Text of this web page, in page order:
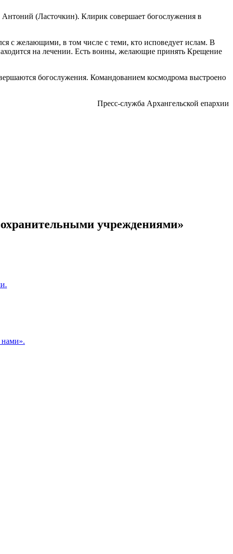
(Ласточкин). Клирик совершает богослужения в
с желающими, в том числе с теми, кто исповедует ислам. В
на лечении. Есть воины, желающие принять Крещение
богослужения. Командованием космодрома выстроено
Пресс-служба Архангельской епархии
учреждениями»
нами».